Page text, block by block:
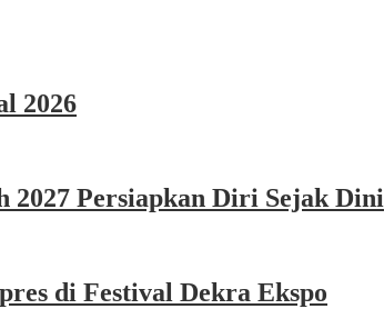
2026
2027 Persiapkan Diri Sejak Dini
di Festival Dekra Ekspo